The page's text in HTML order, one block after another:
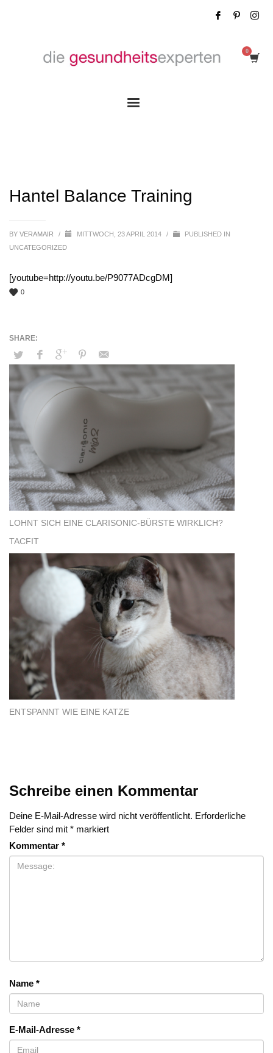
Hantel Balance Training
BY VERAMAIR / MITTWOCH, 23 APRIL 2014 /
PUBLISHED IN
UNCATEGORIZED
[youtube=http://youtu.be/P9077ADcgDM]
0
LOHNT SICH EINE CLARISONIC-BÜRSTE WIRKLICH?
TACFIT
ENTSPANNT WIE EINE KATZE
Schreibe einen Kommentar
Deine E-Mail-Adresse wird nicht veröffentlicht. Erforderliche
Felder sind mit * markiert
Kommentar *
Name *
E-Mail-Adresse *